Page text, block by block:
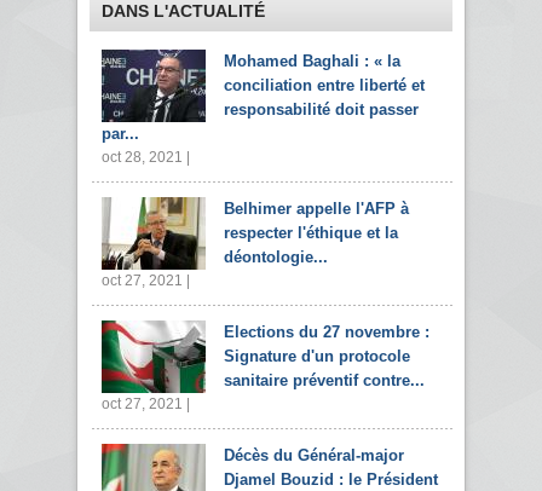
DANS L'ACTUALITÉ
Mohamed Baghali : « la
conciliation entre liberté et
responsabilité doit passer
par...
oct 28, 2021 |
Belhimer appelle l'AFP à
respecter l'éthique et la
déontologie...
oct 27, 2021 |
Elections du 27 novembre :
Signature d'un protocole
sanitaire préventif contre...
oct 27, 2021 |
Décès du Général-major
Djamel Bouzid : le Président